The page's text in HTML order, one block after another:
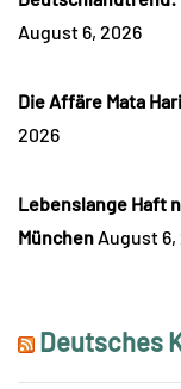
August 6, 2026
Die Affäre Mata
2026
Lebenslange Haft
München August 6,
Deutsches